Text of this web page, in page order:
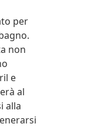
per
non
e
al
alla